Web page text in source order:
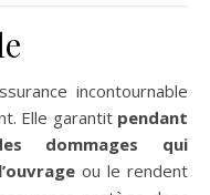
incontournable
Elle garantit pendant
dommages qui
ou le rendent